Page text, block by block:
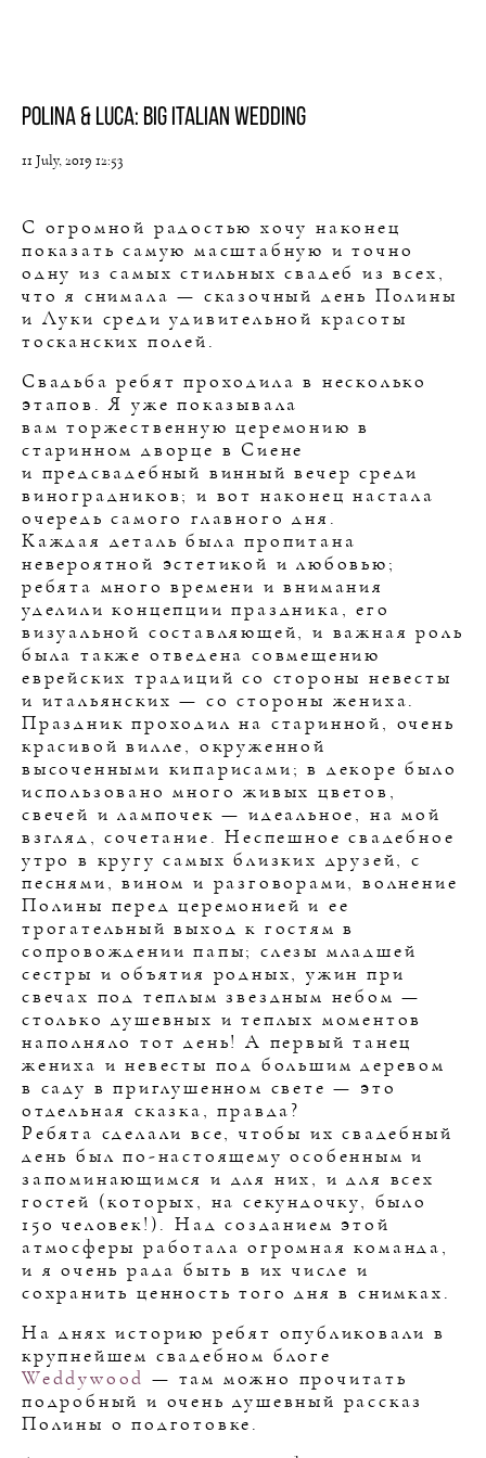
11 July, 2019 12:53
Polina & Luca: Big Italian wedding
С огромной радостью хочу наконец
показать самую масштабную и точно
одну из самых стильных свадеб из всех,
что я снимала — сказочный день Полины
и Луки среди удивительной красоты
тосканских полей.
Свадьба ребят проходила в несколько
этапов. Я уже показывала
вам торжественную церемонию в
старинном дворце в Сиене
и предсвадебный винный вечер среди
виноградников; и вот наконец настала
очередь самого главного дня.
Каждая деталь была пропитана
невероятной эстетикой и любовью;
ребята много времени и внимания
уделили концепции праздника, его
визуальной составляющей, и важная роль
была также отведена совмещению
еврейских традиций со стороны невесты
и итальянских — со стороны жениха.
Праздник проходил на старинной, очень
красивой вилле, окруженной
высоченными кипарисами; в декоре было
использовано много живых цветов,
свечей и лампочек — идеальное, на мой
взгляд, сочетание. Неспешное свадебное
утро в кругу самых близких друзей, с
песнями, вином и разговорами, волнение
Полины перед церемонией и ее
трогательный выход к гостям в
сопровождении папы; слезы младшей
сестры и объятия родных, ужин при
свечах под теплым звездным небом —
столько душевных и теплых моментов
наполняло тот день! А первый танец
жениха и невесты под большим деревом
в саду в приглушенном свете — это
отдельная сказка, правда?
Ребята сделали все, чтобы их свадебный
день был по-настоящему особенным и
запоминающимся и для них, и для всех
гостей (которых, на секундочку, было
150 человек!). Над созданием этой
атмосферы работала огромная команда,
и я очень рада быть в их числе и
сохранить ценность того дня в снимках.
На днях историю ребят опубликовали в
крупнейшем свадебном блоге
Weddywood — там можно прочитать
подробный и очень душевный рассказ
Полины о подготовке.